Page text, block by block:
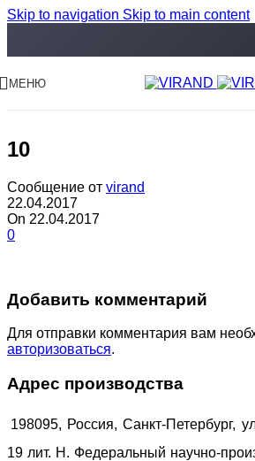
Skip to navigation Skip to main content
МЕНЮ
10
Сообщение от virand
22.04.2017
On 22.04.2017
0
Добавить комментарий
Для отправки комментария вам
авторизоваться.
Адрес производства
198095, Россия, Санкт-Петербург,
19 лит. Н. Федеральный научно-